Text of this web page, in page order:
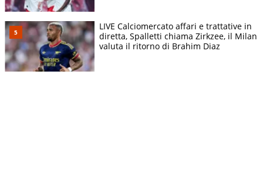
LIVE Calciomercato affari e trattative in
diretta, Spalletti chiama Zirkzee, il Milan
valuta il ritorno di Brahim Diaz